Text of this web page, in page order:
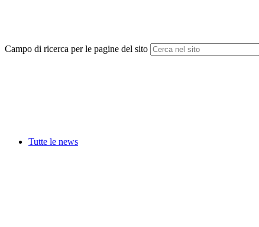
Campo di ricerca per le pagine del sito
Tutte le news